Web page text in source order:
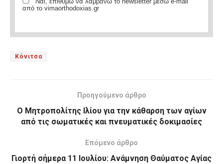
Ναι, επιθυμώ να λαμβάνω το newsletter μέσω e-mail
από το vimaorthodoxias.gr
Κόνιτσα
Προηγούμενο άρθρο
Ο Μητροπολίτης Ιλίου για την κάθαρση των αγίων
από τις σωματικές και πνευματικές δοκιμασίες
Επόμενο άρθρο
Γιορτή σήμερα 11 Ιουλίου: Ανάμνηση Θαύματος Αγίας